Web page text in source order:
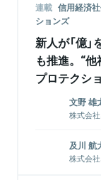
連載 信用経済
ションズ
新人が「億
も推進。“
プロテクシ
文野 雄
株式会
スグループに
業者向けセー
及川 航
株式会